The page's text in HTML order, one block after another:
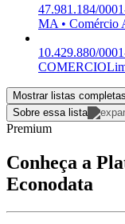
47.981.184/
MA • Comércio
10.429.880/
COMERCIO
Mostrar listas completas
Sobre essa lista
Premium
Conheça a
Econodata